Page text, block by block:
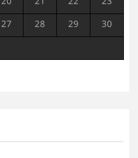
27 28 29 30